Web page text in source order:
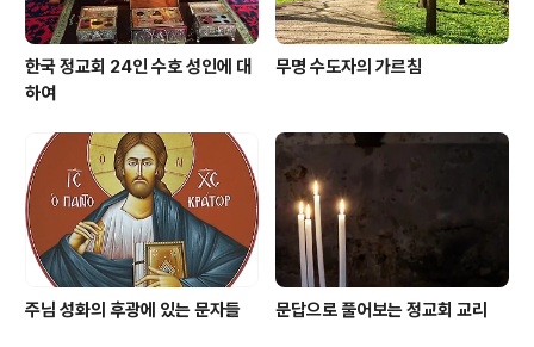
한국 정교회 24인 수호 성인에 대
하여
무명 수도자의 가르침
주님 성화의 후광에 있는 문자들 문답으로 풀어보는 정교회 교리